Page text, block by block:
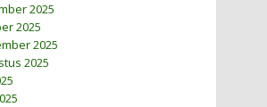
2025
2025
2025
2025